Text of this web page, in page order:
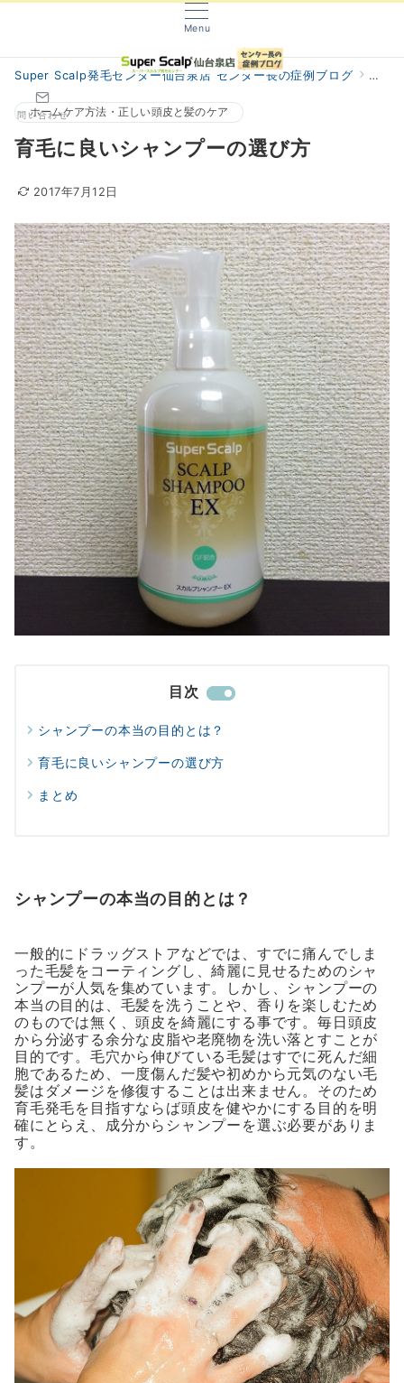
Menu
問い合わせ
Super Scalp発毛センター仙台泉店 センター長の症例ブログ 阿部
ホームケア方法・正しい頭皮と髪のケア
育毛に良いシャンプーの選び方
2017年7月12日
目次
シャンプーの本当の目的とは？
育毛に良いシャンプーの選び方
まとめ
シャンプーの本当の目的とは？
一般的にドラッグストアなどでは、すでに痛んでしま
った毛髪をコーティングし、綺麗に見せるためのシャ
ンプーが人気を集めています。しかし、シャンプーの
本当の目的は、毛髪を洗うことや、香りを楽しむため
のものでは無く、頭皮を綺麗にする事です。毎日頭皮
から分泌する余分な皮脂や老廃物を洗い落とすことが
目的です。毛穴から伸びている毛髪はすでに死んだ細
胞であるため、一度傷んだ髪や初めから元気のない毛
髪はダメージを修復することは出来ません。そのため
育毛発毛を目指すならば頭皮を健やかにする目的を明
確にとらえ、成分からシャンプーを選ぶ必要がありま
す。